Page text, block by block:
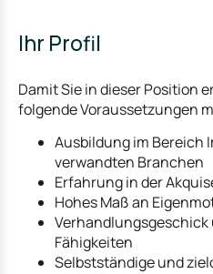
Ihr Profil
Damit Sie in dieser Position
folgende Voraussetzungen
Ausbildung im Bereich
verwandten Branchen
Erfahrung in der
Hohes Maß an
Fähigkeiten
Selbstständige und